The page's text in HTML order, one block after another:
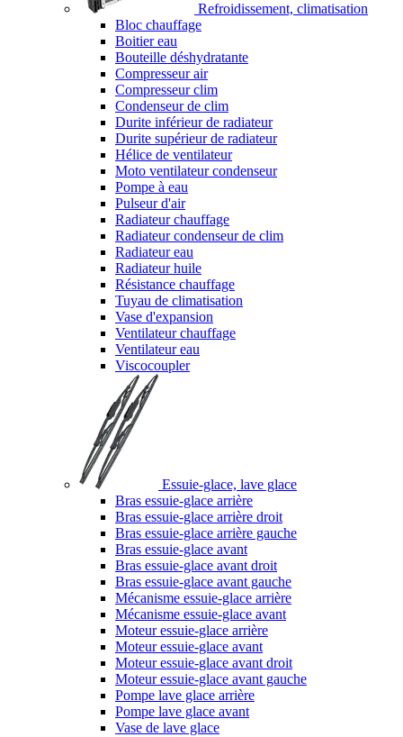
Refroidissement, climatisation
Bloc chauffage
Boitier eau
Bouteille déshydratante
Compresseur air
Compresseur clim
Condenseur de clim
Durite inférieur de radiateur
Durite supérieur de radiateur
Hélice de ventilateur
Moto ventilateur condenseur
Pompe à eau
Pulseur d'air
Radiateur chauffage
Radiateur condenseur de clim
Radiateur eau
Radiateur huile
Résistance chauffage
Tuyau de climatisation
Vase d'expansion
Ventilateur chauffage
Ventilateur eau
Viscocoupler
Essuie-glace, lave glace
Bras essuie-glace arrière
Bras essuie-glace arrière droit
Bras essuie-glace arrière gauche
Bras essuie-glace avant
Bras essuie-glace avant droit
Bras essuie-glace avant gauche
Mécanisme essuie-glace arrière
Mécanisme essuie-glace avant
Moteur essuie-glace arrière
Moteur essuie-glace avant
Moteur essuie-glace avant droit
Moteur essuie-glace avant gauche
Pompe lave glace arrière
Pompe lave glace avant
Vase de lave glace